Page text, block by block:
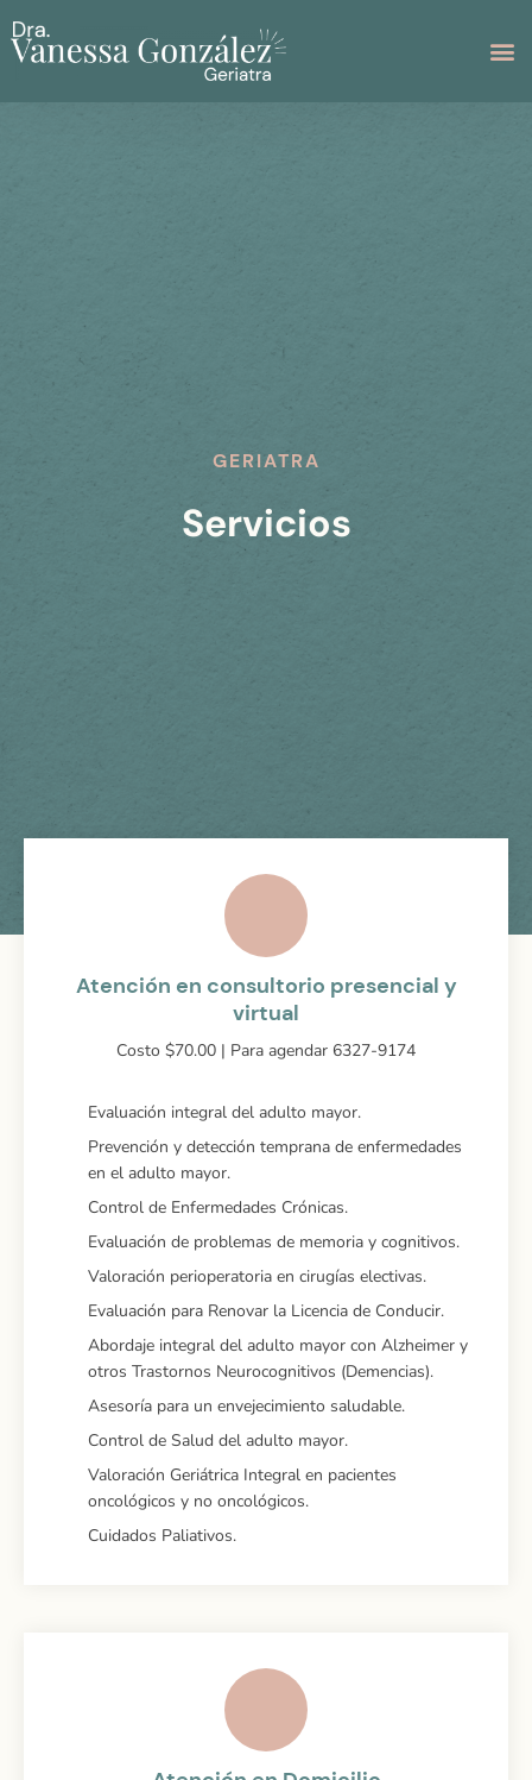
GERIATRA
Servicios
Atención en consultorio presencial y
virtual
Costo $70.00 | Para agendar 6327-9174
Evaluación integral del adulto mayor.
Prevención y detección temprana de enfermedades
en el adulto mayor.
Control de Enfermedades Crónicas.
Evaluación de problemas de memoria y cognitivos.
Valoración perioperatoria en cirugías electivas.
Evaluación para Renovar la Licencia de Conducir.
Abordaje integral del adulto mayor con Alzheimer y
otros Trastornos Neurocognitivos (Demencias).
Asesoría para un envejecimiento saludable.
Control de Salud del adulto mayor.
Valoración Geriátrica Integral en pacientes
oncológicos y no oncológicos.
Cuidados Paliativos.